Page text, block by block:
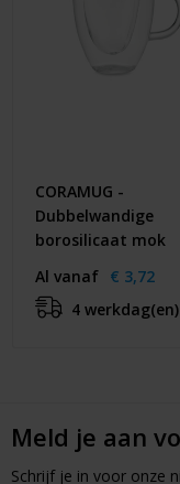
CORAMUG -
Dubbelwandige
borosilicaat mok
Al vanaf € 3,72
4 werkdag(en)
Meld je aan
Schrijf je in voor onze